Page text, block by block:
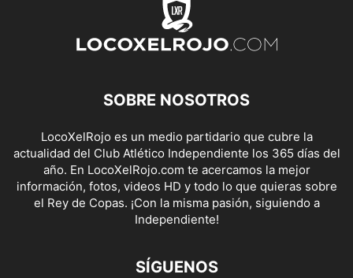
SOBRE NOSOTROS
LocoXelRojo es un medio partidario que cubre la
actualidad del Club Atlético Independiente los 365 días del
año. En LocoXelRojo.com te acercamos la mejor
información, fotos, videos HD y todo lo que quieras sobre
el Rey de Copas. ¡Con la misma pasión, siguiendo a
Independiente!
SÍGUENOS